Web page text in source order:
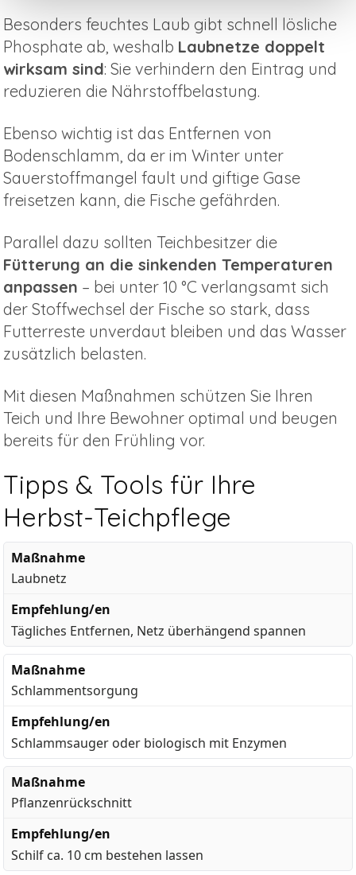
Besonders feuchtes Laub gibt schnell lösliche
Phosphate ab, weshalb Laubnetze doppelt
wirksam sind: Sie verhindern den Eintrag und
reduzieren die Nährstoffbelastung.
Ebenso wichtig ist das Entfernen von
Bodenschlamm, da er im Winter unter
Sauerstoffmangel fault und giftige Gase
freisetzen kann, die Fische gefährden.
Parallel dazu sollten Teichbesitzer die
Fütterung an die sinkenden Temperaturen
anpassen – bei unter 10 °C verlangsamt sich
der Stoffwechsel der Fische so stark, dass
Futterreste unverdaut bleiben und das Wasser
zusätzlich belasten.
Mit diesen Maßnahmen schützen Sie Ihren
Teich und Ihre Bewohner optimal und beugen
bereits für den Frühling vor.
Tipps & Tools für Ihre
Herbst-Teichpflege
Laubnetz
Tägliches Entfernen, Netz überhängend spannen
Schlammentsorgung
Schlammsauger oder biologisch mit Enzymen
Pflanzenrückschnitt
Schilf ca. 10 cm bestehen lassen